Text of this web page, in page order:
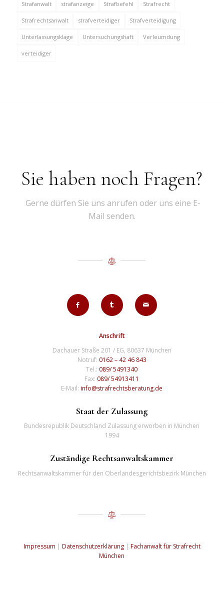
Strafanwalt strafanzeige Strafbefehl Strafrecht
Strafrechtsanwalt strafverteidiger Strafverteidigung
Unterlassungsklage Untersuchungshaft Verleumdung
verteidiger
Sie haben noch Fragen?
Gerne dürfen Sie uns anrufen oder uns eine E-
Mail senden.
Anschrift
Dachauer Straße 201 / EG, 80637 München
Notruf: 0162 – 42 46 843
Tel.: 089/ 5491340
Fax: 089/ 54913411
E-Mail:info@strafrechtsberatung.de
Staat der Zulassung
Bundesrepublik Deutschland Zulassung erworben in München
1994
Zuständige Rechtsanwaltskammer
Rechtsanwaltskammer für den Oberlandesgerichtsbezirk München
Impressum | Datenschutzerklärung| Fachanwalt für Strafrecht
München